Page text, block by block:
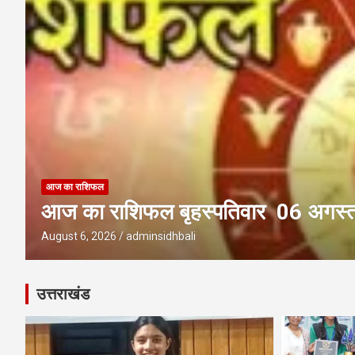
आज का राशिफल
आज का राशिफल बुधवार 05 अगस्त
August 5, 2026 adminsidhbali
उत्तराखंड